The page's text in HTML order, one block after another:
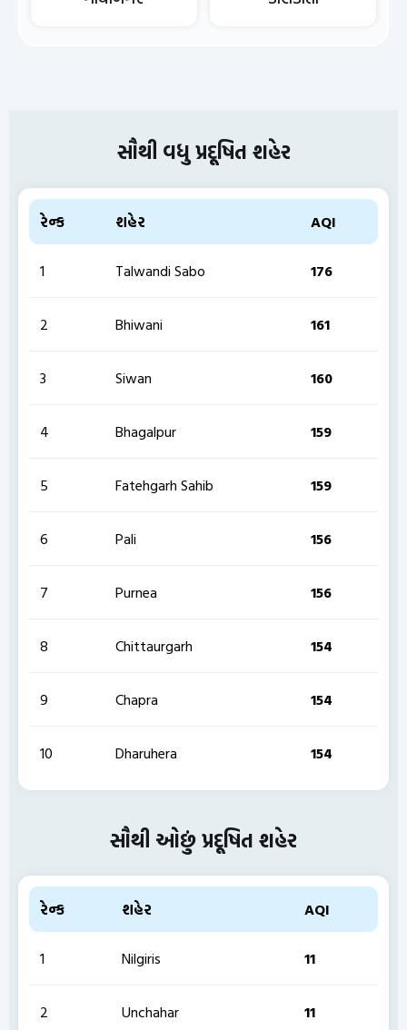
સૌથી વધુ પ્રદૂષિત શહેર
રેન્ક શહેર AQI
1 Talwandi Sabo 176
2 Bhiwani 161
3 Siwan 160
4 Bhagalpur 159
5 Fatehgarh Sahib 159
6 Pali 156
7 Purnea 156
8 Chittaurgarh 154
9 Chapra 154
10 Dharuhera 154
સૌથી ઓછું પ્રદૂષિત શહેર
રેન્ક શહેર AQI
1 Nilgiris 11
2 Unchahar 11